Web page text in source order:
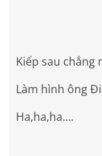
Kiếp sau chẳng
Làm hình ông
Ha,ha,ha….